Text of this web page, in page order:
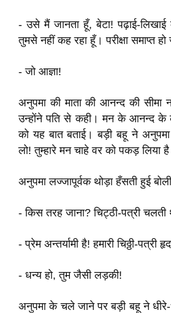
- उसे मैं जानता हूँ, बेटा! पढ़ाई-
तुमसे नहीं कह रहा हूँ। परीक्षा समाप्त हो
- जो आज्ञा!
अनुपमा की माता की आनन्द की सीमा
उन्होंने पति से कही। मन के आनन्द के
को यह बात बताई। बड़ी बहू ने
लो! तुम्हारे मन चाहे वर को पकड़ लिया
अनुपमा लज्जापूर्वक थोड़ा हँसती हुई
- किस तरह जाना? चिट्ठी-पत्री चलती
- प्रेम अन्तर्यामी है! हमारी चिठ्ठी-पत्री
- धन्य हो, तुम जैसी लड़की!
अनुपमा के चले जाने पर बड़ी बहू ने